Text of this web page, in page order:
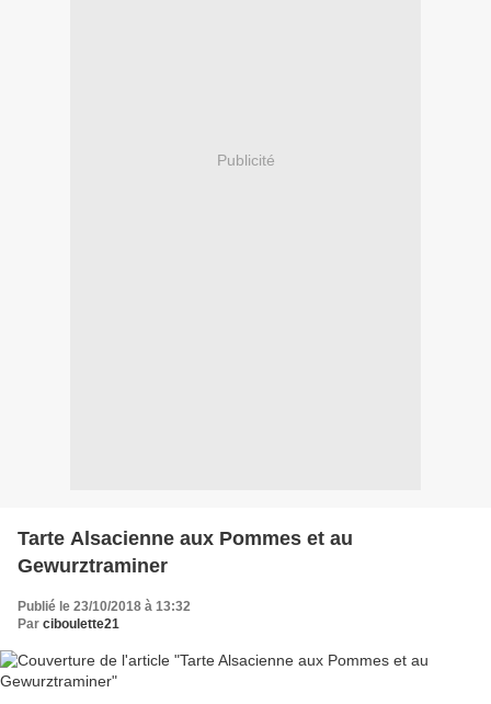
Publicité
Tarte Alsacienne aux Pommes et au
Gewurztraminer
Publié le 23/10/2018 à 13:32
Par ciboulette21